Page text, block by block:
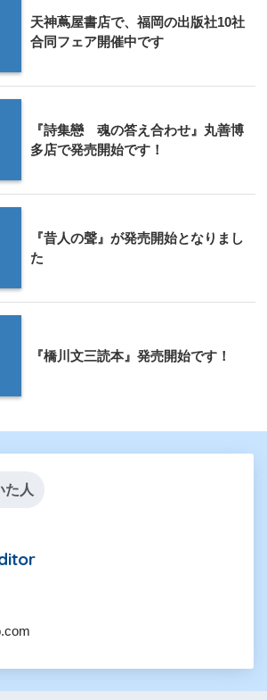
天神蔦屋書店で、福岡の出版社10社
合同フェア開催中です
『詩集戀 魂の答え合わせ』丸善博
多店で発売開始です！
『昔人の聲』が発売開始となりまし
た
『橋川文三読本』発売開始です！
た人